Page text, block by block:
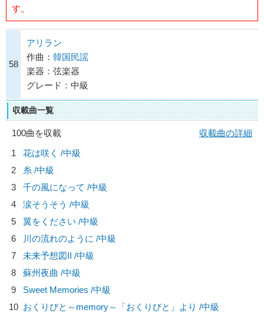
す。
58
アリラン
作曲： 韓国民謡
楽器：弦楽器
グレード：中級
収載曲一覧
100曲を収載
収載曲の詳細
1
花は咲く /中級
2
糸 /中級
3
千の風になって /中級
4
涙そうそう /中級
5
翼をください /中級
6
川の流れのように /中級
7
未来予想図II /中級
8
蘇州夜曲 /中級
9
Sweet Memories /中級
10 おくりびと～memory～「おくりびと」より /中級